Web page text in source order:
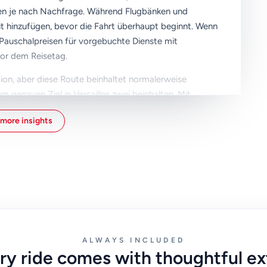
je nach Nachfrage. Während Flugbänken und
hinzufügen, bevor die Fahrt überhaupt beginnt. Wenn
für vorgebuchte Dienste mit
dem Reisetag.
aber diese Route beinhaltet normalerweise
genauen Ziel in Versailles zwei beinhalten. Mit
Verkehrsmittel effizient genug sein. Wenn sich
Versailles Rive Gauche befindet, beziehen Sie die
more insights
ALWAYS INCLUDED
ride comes with thoughtful